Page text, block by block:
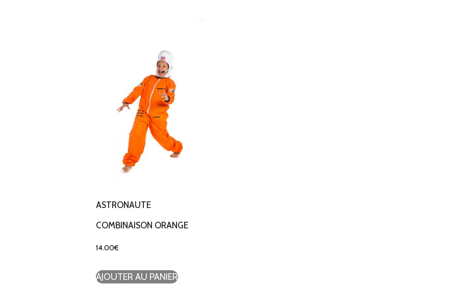
ASTRONAUTE
COMBINAISON ORANGE
14.00€
AJOUTER AU PANIER